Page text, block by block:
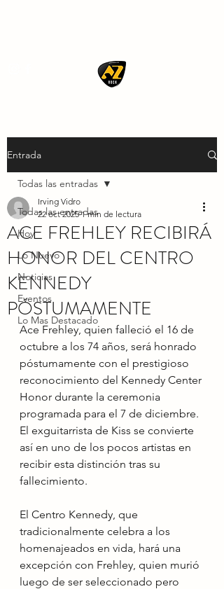
Entrada
Todas las entradas
Hoy
Lo Nuevo
Noticias
Eventos
Lo Mas Destacado
Todas las entradas
ACE FREHLEY RECIBIRÁ
HONOR DEL CENTRO
KENNEDY
PÓSTUMAMENTE
Irving Vidro
22 oct 2025 1 min de lectura
Ace Frehley, quien falleció el 16 de
octubre a los 74 años, será honrado
póstumamente con el prestigioso
reconocimiento del Kennedy Center
Honor durante la ceremonia
programada para el 7 de diciembre.
El exguitarrista de Kiss se convierte
así en uno de los pocos artistas en
recibir esta distinción tras su
fallecimiento.
El Centro Kennedy, que
tradicionalmente celebra a los
homenajeados en vida, hará una
excepción con Frehley, quien murió
luego de ser seleccionado pero